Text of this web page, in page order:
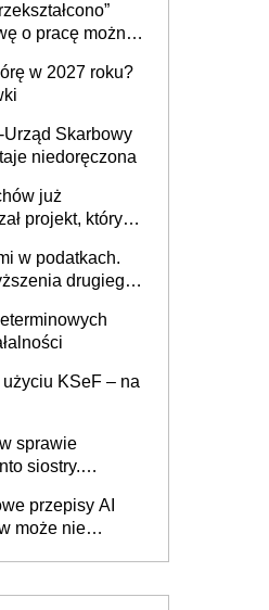
z
gospodarczej
o pracę można
w 2027 roku?
Skarbowy
niedoręczona
już
projekt, który
w podatkach.
drugiego
KSeF – na
sprawie
siostry.
nie będzie
przepisy AI
może nie